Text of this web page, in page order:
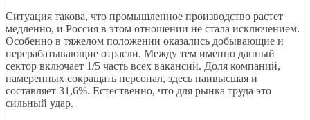
Ситуация такова, что промышленное производство растет
медленно, и Россия в этом отношении не стала исключением.
Особенно в тяжелом положении оказались добывающие и
перерабатывающие отрасли. Между тем именно данный
сектор включает 1/5 часть всех вакансий. Доля компаний,
намеренных сокращать персонал, здесь наивысшая и
составляет 31,6%. Естественно, что для рынка труда это
сильный удар.